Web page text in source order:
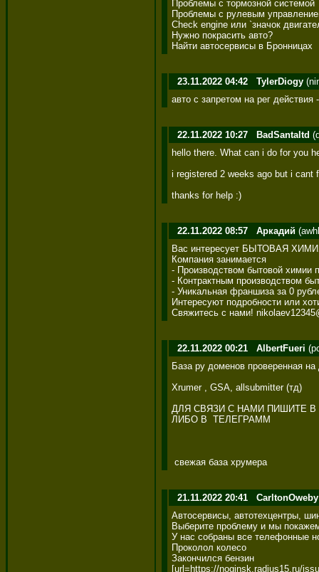
Проблемы с тормозной системой
Проблемы с рулевым
Check engine или `значок
Нужно покрасить авто?
Найти автосервисы в Бронницах
23.11.2022 04:42 TylerDiogy
авто с запретом на рег
22.11.2022 10:27 BadSantaltd
hello there. What can i do for you
i registered 2 weeks ago but i
thanks for help :)
22.11.2022 08:57 Аркадий
Вас интересует БЫТОВАЯ
Компания занимается
- Производством бытовой
- Контрактным производством
- Уникальная франшиза за 0
Интересуют подробности или
Свяжитесь с нами!
22.11.2022 00:21 AlbertFueri
База ру доменов проверенная
Xrumer , GSA, allsubmitter (тд)
ДЛЯ СВЯЗИ С НАМИ ПИШИТЕ В
ЛИБО В  ТЕЛЕГРАММ
свежая база хрумера
21.11.2022 20:41 CarltonOweby
Автосервисы, автотехцентры,
Выберите проблему и мы
У нас собраны все телефонные
Проколол колесо
Закончился бензин
[url=https://noginsk.radius15.ru/